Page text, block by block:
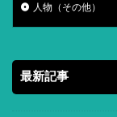
人物（その他）
最新記事